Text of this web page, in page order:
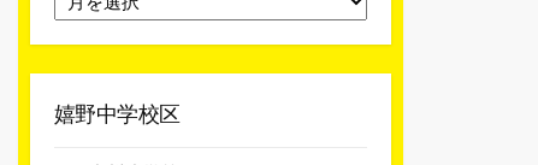
別
ア
ー
イ
嬉野中学校区